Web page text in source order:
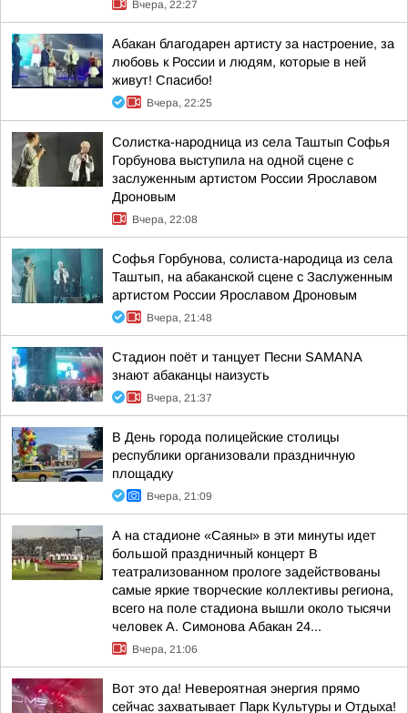
Вчера, 22:27
Абакан благодарен артисту за настроение, за
любовь к России и людям, которые в ней
живут! Спасибо!
Вчера, 22:25
Солистка-народница из села Таштып Софья
Горбунова выступила на одной сцене с
заслуженным артистом России Ярославом
Дроновым
Вчера, 22:08
Софья Горбунова, солиста-народица из села
Таштып, на абаканской сцене с Заслуженным
артистом России Ярославом Дроновым
Вчера, 21:48
Стадион поёт и танцует Песни SAMANA
знают абаканцы наизусть
Вчера, 21:37
В День города полицейские столицы
республики организовали праздничную
площадку
Вчера, 21:09
А на стадионе «Саяны» в эти минуты идет
большой праздничный концерт В
театрализованном прологе задействованы
самые яркие творческие коллективы региона,
всего на поле стадиона вышли около тысячи
человек А. Симонова Абакан 24...
Вчера, 21:06
Вот это да! Невероятная энергия прямо
сейчас захватывает Парк Культуры и Отдыха!